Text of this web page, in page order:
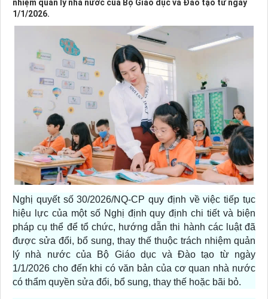
nhiệm quản lý nhà nước của Bộ Giáo dục và Đào tạo từ ngày
1/1/2026.
Nghị quyết số 30/2026/NQ-CP quy định về việc tiếp tục
hiệu lực của một số Nghị định quy định chi tiết và biện
pháp cụ thể để tổ chức, hướng dẫn thi hành các luật đã
được sửa đổi, bổ sung, thay thế thuộc trách nhiệm quản
lý nhà nước của Bộ Giáo dục và Đào tạo từ ngày
1/1/2026 cho đến khi có văn bản của cơ quan nhà nước
có thẩm quyền sửa đổi, bổ sung, thay thế hoặc bãi bỏ.